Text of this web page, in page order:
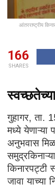
आंतरराष्ट्रीय
166
SHARES
गुहागर, ता.
मध्ये येणाऱ्या
अनुभवास
किनारपट्टी
जावा याच्या